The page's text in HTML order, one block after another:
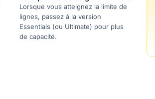
Lorsque vous atteignez la limite de
lignes, passez à la version
Essentials (ou Ultimate) pour plus
de capacité.